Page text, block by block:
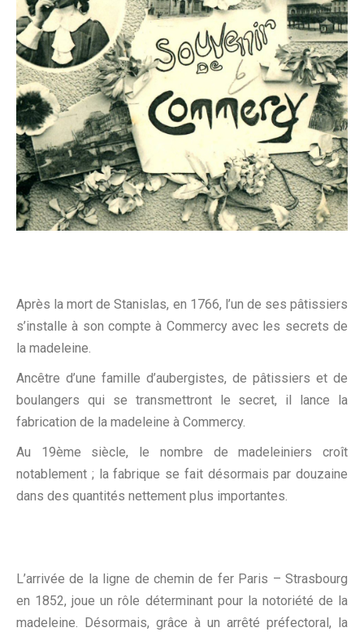
Après la mort de Stanislas, en 1766, l’un de ses pâtissiers
s’installe à son compte à Commercy avec les secrets de
la madeleine.
Ancêtre d’une famille d’aubergistes, de pâtissiers et de
boulangers qui se transmettront le secret, il lance la
fabrication de la madeleine à Commercy.
Au 19ème siècle, le nombre de madeleiniers croît
notablement ; la fabrique se fait désormais par douzaine
dans des quantités nettement plus importantes.
L’arrivée de la ligne de chemin de fer Paris – Strasbourg
en 1852, joue un rôle déterminant pour la notoriété de la
madeleine. Désormais, grâce à un arrêté préfectoral, la